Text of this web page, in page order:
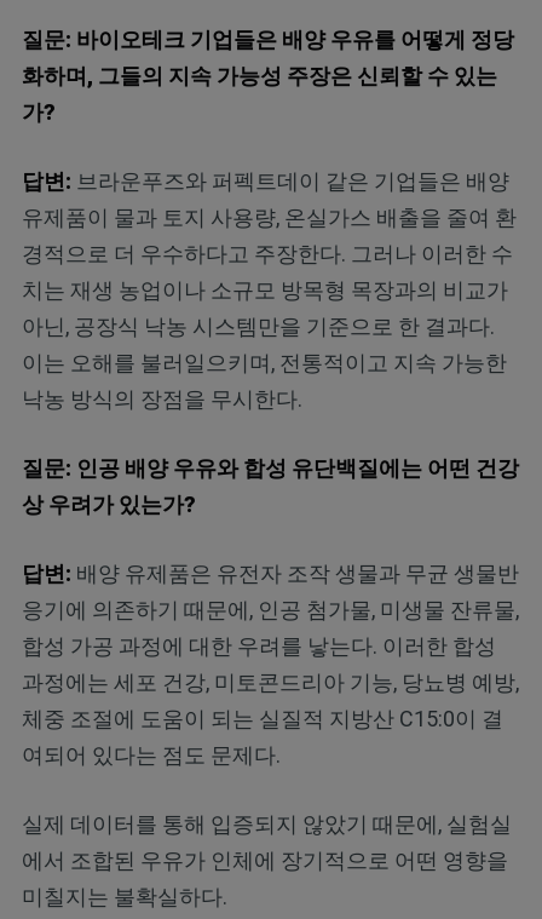
질문: 바이오테크 기업들은 배양 우유를 어떻게 정당
화하며, 그들의 지속 가능성 주장은 신뢰할 수 있는
가?
답변: 브라운푸즈와 퍼펙트데이 같은 기업들은 배양
유제품이 물과 토지 사용량, 온실가스 배출을 줄여 환
경적으로 더 우수하다고 주장한다. 그러나 이러한 수
치는 재생 농업이나 소규모 방목형 목장과의 비교가
아닌, 공장식 낙농 시스템만을 기준으로 한 결과다.
이는 오해를 불러일으키며, 전통적이고 지속 가능한
낙농 방식의 장점을 무시한다.
질문: 인공 배양 우유와 합성 유단백질에는 어떤 건강
상 우려가 있는가?
답변: 배양 유제품은 유전자 조작 생물과 무균 생물반
응기에 의존하기 때문에, 인공 첨가물, 미생물 잔류물,
합성 가공 과정에 대한 우려를 낳는다. 이러한 합성
과정에는 세포 건강, 미토콘드리아 기능, 당뇨병 예방,
체중 조절에 도움이 되는 실질적 지방산 C15:0이 결
여되어 있다는 점도 문제다.
실제 데이터를 통해 입증되지 않았기 때문에, 실험실
에서 조합된 우유가 인체에 장기적으로 어떤 영향을
미칠지는 불확실하다.